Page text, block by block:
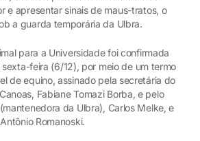
e apresentar sinais de maus-tratos, o
a guarda temporária da Ulbra.
para a Universidade foi confirmada
feira (6/12), por meio de um termo
de equino, assinado pela secretária do
Fabiane Tomazi Borba, e pelo
da Ulbra), Carlos Melke, e
Romanoski.